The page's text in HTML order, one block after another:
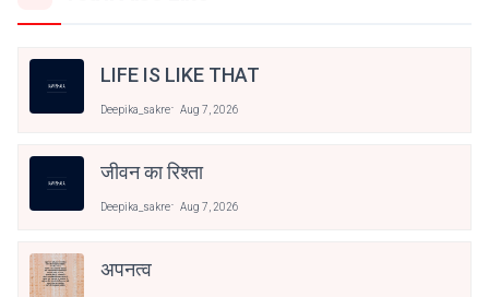
LIFE IS LIKE THAT
Deepika_sakre Aug 7, 2026
जीवन का रिश्ता
Deepika_sakre Aug 7, 2026
अपनत्व